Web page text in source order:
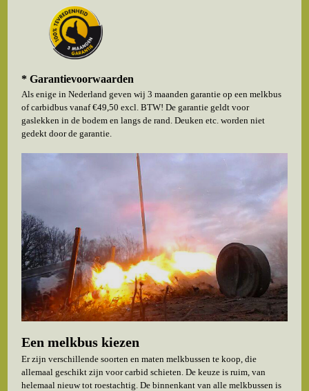
* Garantievoorwaarden
Als enige in Nederland geven wij 3 maanden garantie op een melkbus
of carbidbus vanaf €49,50 excl. BTW! De garantie geldt voor
gaslekken in de bodem en langs de rand. Deuken etc. worden niet
gedekt door de garantie.
Een melkbus kiezen
Er zijn verschillende soorten en maten melkbussen te koop, die
allemaal geschikt zijn voor carbid schieten. De keuze is ruim, van
helemaal nieuw tot roestachtig. De binnenkant van alle melkbussen is